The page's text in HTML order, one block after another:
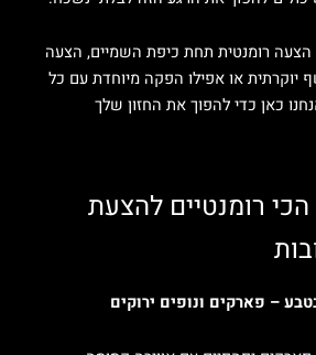
רומנטית תחת כיפת השמיים, הצעה
יוקרתית או אפילו הפקה מיוחדת עם כל
כאן כדי להפוך את החזון שלך
רומנטיים להצעת
– פארקים ונופים ירוקים